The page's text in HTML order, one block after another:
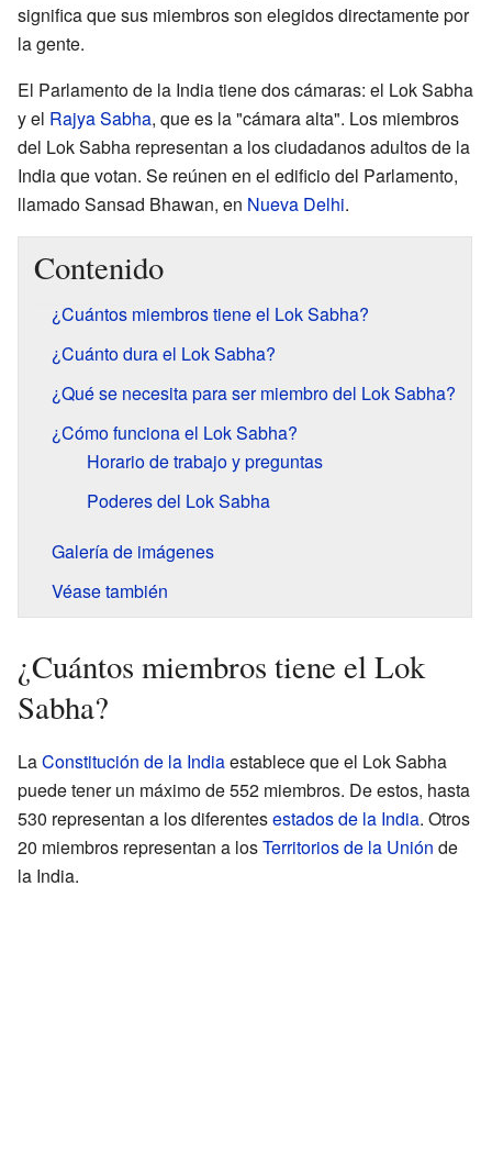
significa que sus miembros son elegidos directamente por
la gente.
El Parlamento de la India tiene dos cámaras: el Lok Sabha
y el Rajya Sabha, que es la "cámara alta". Los miembros
del Lok Sabha representan a los ciudadanos adultos de la
India que votan. Se reúnen en el edificio del Parlamento,
llamado Sansad Bhawan, en Nueva Delhi.
Contenido
¿Cuántos miembros tiene el Lok Sabha?
¿Cuánto dura el Lok Sabha?
¿Qué se necesita para ser miembro del Lok Sabha?
¿Cómo funciona el Lok Sabha?
Horario de trabajo y preguntas
Poderes del Lok Sabha
Galería de imágenes
Véase también
¿Cuántos miembros tiene el Lok
Sabha?
LaConstitución de la Indiaestablece que el Lok Sabha
puede tener un máximo de 552 miembros. De estos, hasta
530 representan a los diferentesestados de la India. Otros
20 miembros representan a losTerritorios de la Unión de
la India.